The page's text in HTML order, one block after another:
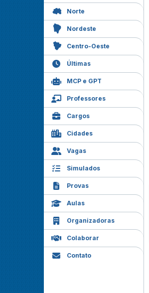
Norte
Nordeste
Centro-Oeste
Últimas
MCP e GPT
Professores
Cargos
Cidades
Vagas
Simulados
Provas
Aulas
Organizadoras
Colaborar
Contato